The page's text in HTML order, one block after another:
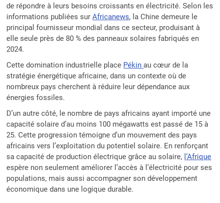
de répondre à leurs besoins croissants en électricité. Selon les
informations publiées surAfricanews, la Chine demeure le
principal fournisseur mondial dans ce secteur, produisant à
elle seule près de 80 % des panneaux solaires fabriqués en
2024.
Cette domination industrielle place Pékinau cœur de la
stratégie énergétique africaine, dans un contexte où de
nombreux pays cherchent à réduire leur dépendance aux
énergies fossiles.
D’un autre côté, le nombre de pays africains ayant importé une
capacité solaire d’au moins 100 mégawatts est passé de 15 à
25. Cette progression témoigne d’un mouvement des pays
africains vers l’exploitation du potentiel solaire. En renforçant
sa capacité de production électrique grâce au solaire, l’Afrique
espère non seulement améliorer l’accès à l’électricité pour ses
populations, mais aussi accompagner son développement
économique dans une logique durable.